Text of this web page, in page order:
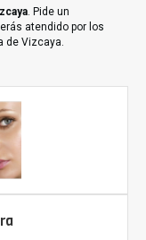
. Pide un
atendido por los
de Vizcaya.